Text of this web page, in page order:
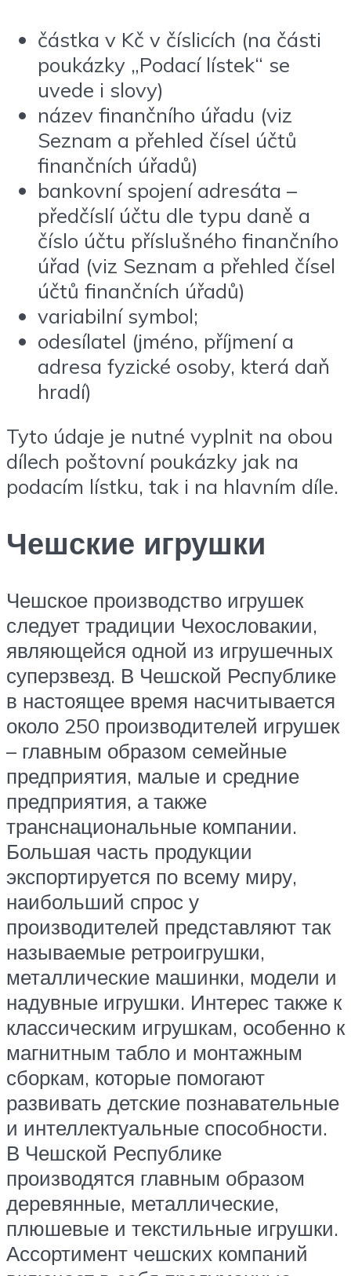
částka v Kč v číslicích (na části
poukázky „Podací lístek“ se
uvede i slovy)
název finančního úřadu (viz
Seznam a přehled čísel účtů
finančních úřadů)
bankovní spojení adresáta –
předčíslí účtu dle typu daně a
číslo účtu příslušného finančního
úřad (viz Seznam a přehled čísel
účtů finančních úřadů)
variabilní symbol;
odesílatel (jméno, příjmení a
adresa fyzické osoby, která daň
hradí)
Tyto údaje je nutné vyplnit na obou
dílech poštovní poukázky jak na
podacím lístku, tak i na hlavním díle.
Чешские игрушки
Чешское производство игрушек
следует традиции Чехословакии,
являющейся одной из игрушечных
суперзвезд. В Чешской Республике
в настоящее время насчитывается
около 250 производителей игрушек
– главным образом семейные
предприятия, малые и средние
предприятия, а также
транснациональные компании.
Большая часть продукции
экспортируется по всему миру,
наибольший спрос у
производителей представляют так
называемые ретроигрушки,
металлические машинки, модели и
надувные игрушки. Интерес также к
классическим игрушкам, особенно к
магнитным табло и монтажным
сборкам, которые помогают
развивать детские познавательные
и интеллектуальные способности.
В Чешской Республике
производятся главным образом
деревянные, металлические,
плюшевые и текстильные игрушки.
Ассортимент чешских компаний